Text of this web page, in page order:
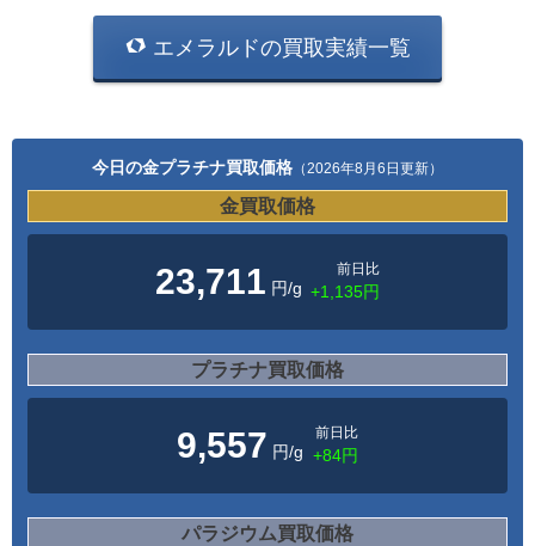
エメラルドの買取実績一覧
今日の金プラチナ買取価格 （2026年8月6日更新）
金買取価格
23,711 円/g
前日比
+1,135円
プラチナ買取価格
9,557 円/g
前日比
+84円
パラジウム買取価格